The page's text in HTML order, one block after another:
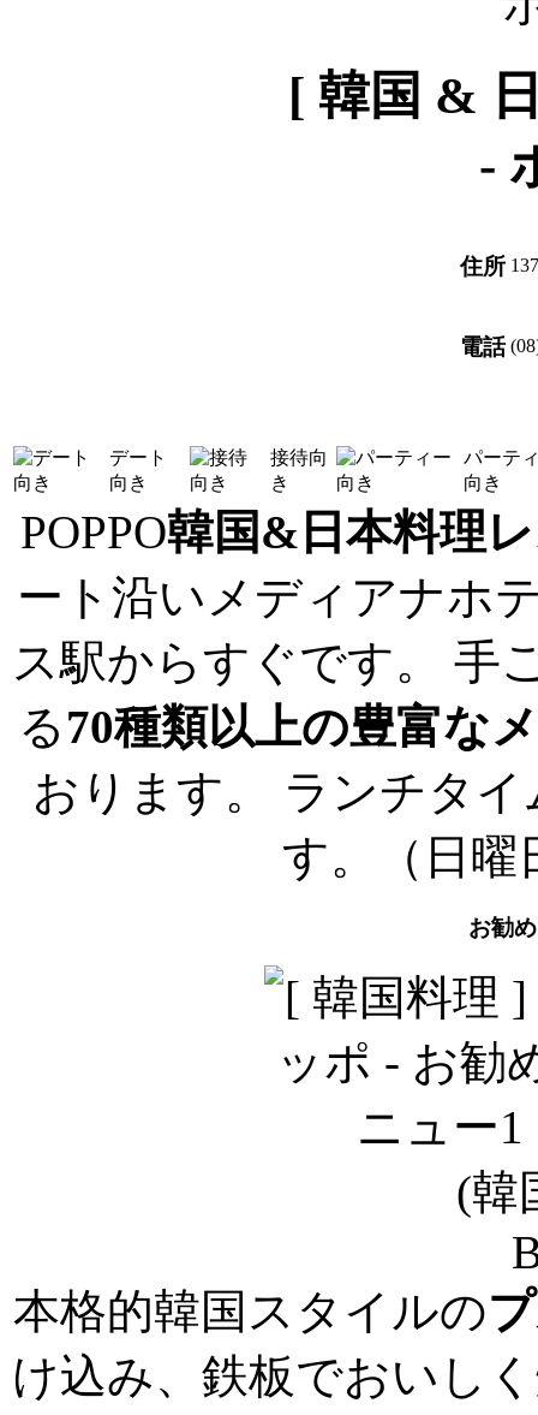
[ 韓国 &
-
住所
電話
デート
向き
接待向
き
パーテ
向き
POPPO韓国&日本料理
ート沿いメディアナホ
ス駅からすぐです。 手
る70種類以上の豊富な
おります。 ランチタ
す。（日曜
お勧
(韓
本格的韓国スタイルの
け込み、鉄板でおいし